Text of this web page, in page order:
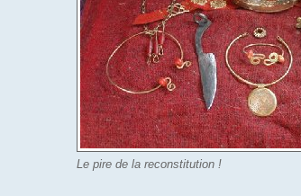
Le pire de la reconstitution !